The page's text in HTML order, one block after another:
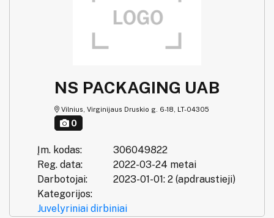
NS PACKAGING UAB
Vilnius, Virginijaus Druskio g. 6-18, LT-04305
0
Įm. kodas:
306049822
Reg. data:
2022-03-24 metai
Darbotojai:
2023-01-01: 2 (apdraustieji)
Kategorijos:
Juvelyriniai dirbiniai